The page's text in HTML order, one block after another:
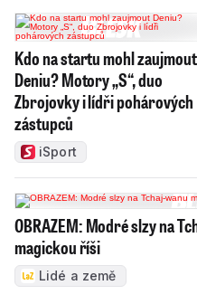
Kdo na startu mohl zaujmout
Deniu? Motory „S“, duo
Zbrojovky i lídři pohárových
zástupců
iSport
OBRAZEM: Modré slzy na
magickou říši
Lidé a země